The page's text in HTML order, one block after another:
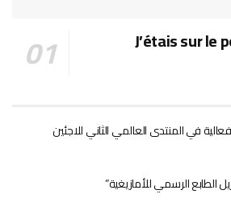
J’étais sur le
في المنتدى العالمي الثاني للاجئين
الطابع الرسمي للأمازيغية”